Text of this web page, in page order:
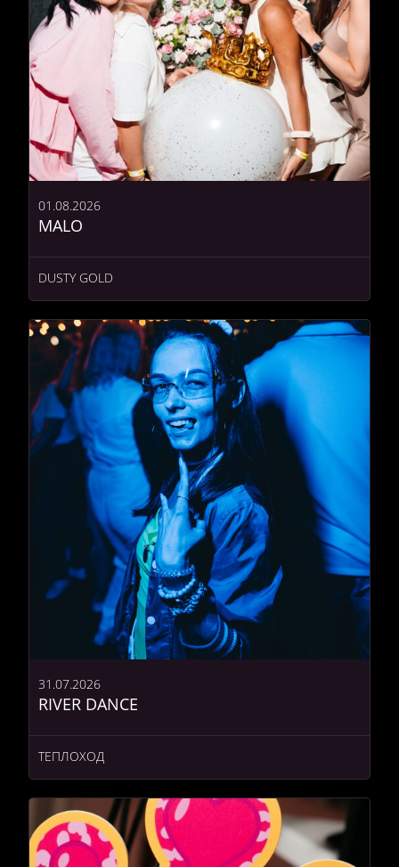
MALO
01.08.2026
DUSTY GOLD
RIVER DANCE
31.07.2026
ТЕПЛОХОД